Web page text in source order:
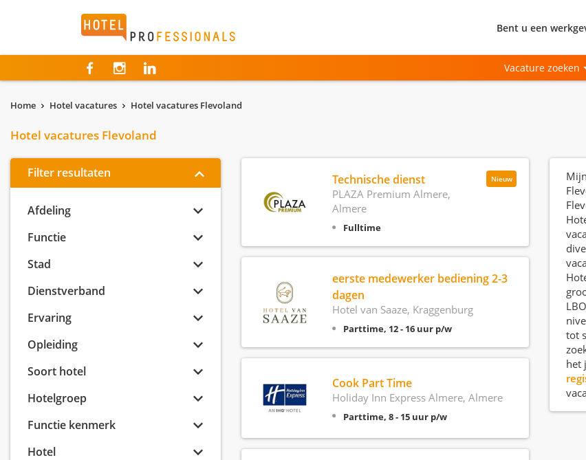
Hotelprofessionals Bent u een
Vacature zoeken
Home Hotel vacatures Hotel vacatures Flevoland
Hotel vacatures Flevoland
Filter resultaten
Afdeling
Functie
Stad
Dienstverband
Ervaring
Opleiding
Soort hotel
Hotelgroep
Functie kenmerk
Hotel
Nieuw
Technische dienst
PLAZA Premium Almere,
Almere
Fulltime
eerste medewerker bediening 2-3
dagen
Hotel van Saaze, Kraggenburg
Parttime, 12 - 16 uur p/w
Cook Part Time
Holiday Inn Express Almere, Almere
Parttime, 8 - 15 uur p/w
tot
het